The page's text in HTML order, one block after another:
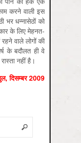
करने वाली इस
भर धन्नासेठों को
के लिए मेहनत-
वाले लोगों की
के बदौलत ही वे
नहीं है।
,दिसम्‍बर2009